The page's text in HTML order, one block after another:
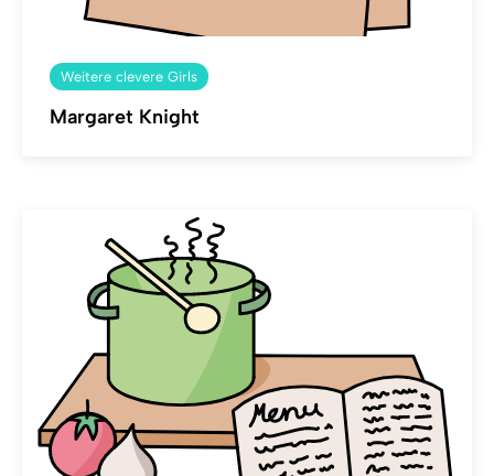
Weitere clevere Girls
Margaret Knight